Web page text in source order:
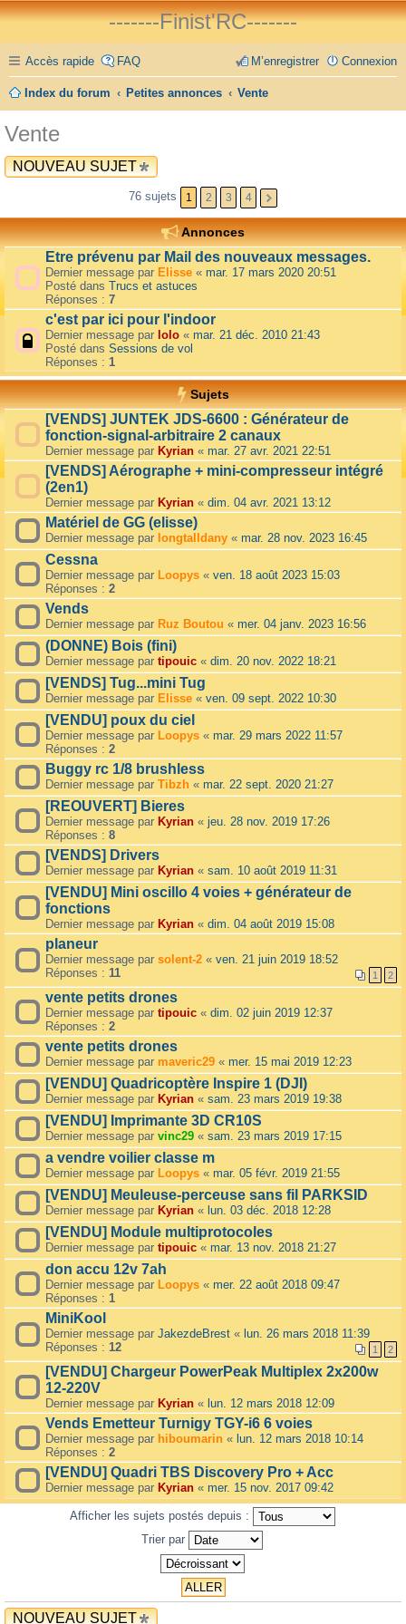
-------Finist'RC-------
Accès rapide FAQ Connexion
M’enregistrer
Index du forum Petites annonces Vente
Vente
NOUVEAU SUJET
76 sujets 1 2 3 4
Annonces
Etre prévenu par Mail des nouveaux messages.
Dernier message par Elisse « mar. 17 mars 2020 20:51
Posté dans Trucs et astuces
Réponses : 7
c'est par ici pour l'indoor
Dernier message par lolo « mar. 21 déc. 2010 21:43
Posté dans Sessions de vol
Réponses : 1
Sujets
[VENDS] JUNTEK JDS-6600 : Générateur de
fonction-signal-arbitraire 2 canaux
Dernier message par Kyrian « mar. 27 avr. 2021 22:51
[VENDS] Aérographe + mini-compresseur intégré
(2en1)
Dernier message par Kyrian « dim. 04 avr. 2021 13:12
Matériel de GG (elisse)
Dernier message par longtalldany « mar. 28 nov. 2023 16:45
Cessna
Dernier message par Loopys « ven. 18 août 2023 15:03
Réponses : 2
Vends
Dernier message par Ruz Boutou « mer. 04 janv. 2023 16:56
(DONNE) Bois (fini)
Dernier message par tipouic « dim. 20 nov. 2022 18:21
[VENDS] Tug...mini Tug
Dernier message par Elisse « ven. 09 sept. 2022 10:30
[VENDU] poux du ciel
Dernier message par Loopys « mar. 29 mars 2022 11:57
Réponses : 2
Buggy rc 1/8 brushless
Dernier message par Tibzh « mar. 22 sept. 2020 21:27
[REOUVERT] Bieres
Dernier message par Kyrian « jeu. 28 nov. 2019 17:26
Réponses : 8
[VENDS] Drivers
Dernier message par Kyrian « sam. 10 août 2019 11:31
[VENDU] Mini oscillo 4 voies + générateur de
fonctions
Dernier message par Kyrian « dim. 04 août 2019 15:08
planeur
Dernier message par solent-2 « ven. 21 juin 2019 18:52
Réponses : 11 1 2
vente petits drones
Dernier message par tipouic « dim. 02 juin 2019 12:37
Réponses : 2
vente petits drones
Dernier message par maveric29 « mer. 15 mai 2019 12:23
[VENDU] Quadricoptère Inspire 1 (DJI)
Dernier message par Kyrian « sam. 23 mars 2019 19:38
[VENDU] Imprimante 3D CR10S
Dernier message par vinc29 « sam. 23 mars 2019 17:15
a vendre voilier classe m
Dernier message par Loopys « mar. 05 févr. 2019 21:55
[VENDU] Meuleuse-perceuse sans fil PARKSID
Dernier message par Kyrian « lun. 03 déc. 2018 12:28
[VENDU] Module multiprotocoles
Dernier message par tipouic « mar. 13 nov. 2018 21:27
don accu 12v 7ah
Dernier message par Loopys « mer. 22 août 2018 09:47
Réponses : 1
MiniKool
Dernier message par JakezdeBrest « lun. 26 mars 2018 11:39
Réponses : 12 1 2
[VENDU] Chargeur PowerPeak Multiplex 2x200w
12-220V
Dernier message par Kyrian « lun. 12 mars 2018 12:09
Vends Emetteur Turnigy TGY-i6 6 voies
Dernier message par hiboumarin « lun. 12 mars 2018 10:14
Réponses : 2
[VENDU] Quadri TBS Discovery Pro + Acc
Dernier message par Kyrian « mer. 15 nov. 2017 09:42
Afficher les sujets postés depuis :
Trier par
NOUVEAU SUJET